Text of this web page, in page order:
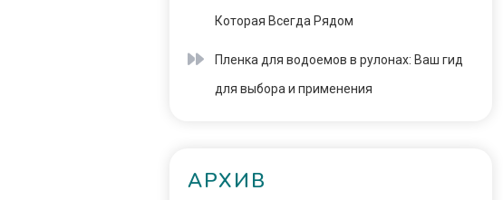
Которая Всегда Рядом
Пленка для водоемов в рулонах: Ваш гид
для выбора и применения
АРХИВ